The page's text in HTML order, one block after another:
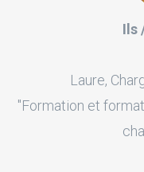
Ils
Laure,
"Formation et